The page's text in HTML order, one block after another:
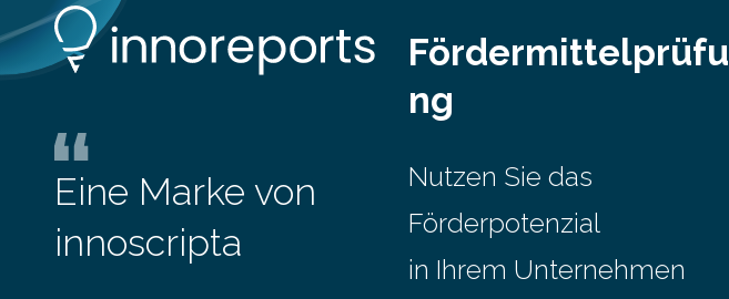
mussten, nahm die Belastung bei
Menschen mit…
Eine Marke von
innoscripta
Fördermittelprüfu
ng
Nutzen Sie das
Förderpotenzial
in Ihrem Unternehmen